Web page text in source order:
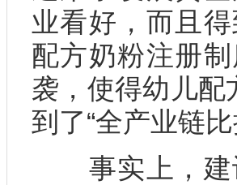
业看好，而且
配方奶粉注册
袭，使得幼儿配
到了“全产业链
事实上，建